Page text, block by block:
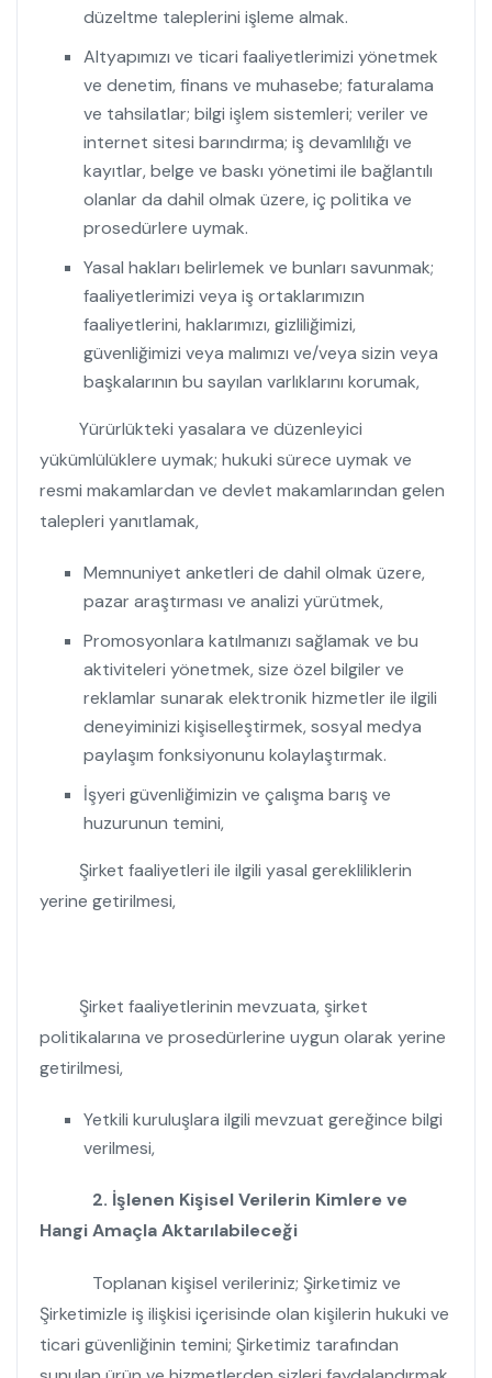
düzeltme taleplerini işleme almak.
Altyapımızı ve ticari faaliyetlerimizi yönetmek
ve denetim, finans ve muhasebe; faturalama
ve tahsilatlar; bilgi işlem sistemleri; veriler ve
internet sitesi barındırma; iş devamlılığı ve
kayıtlar, belge ve baskı yönetimi ile bağlantılı
olanlar da dahil olmak üzere, iç politika ve
prosedürlere uymak.
Yasal hakları belirlemek ve bunları savunmak;
faaliyetlerimizi veya iş ortaklarımızın
faaliyetlerini, haklarımızı, gizliliğimizi,
güvenliğimizi veya malımızı ve/veya sizin veya
başkalarının bu sayılan varlıklarını korumak,
Yürürlükteki yasalara ve düzenleyici
yükümlülüklere uymak; hukuki sürece uymak ve
resmi makamlardan ve devlet makamlarından gelen
talepleri yanıtlamak,
Memnuniyet anketleri de dahil olmak üzere,
pazar araştırması ve analizi yürütmek,
Promosyonlara katılmanızı sağlamak ve bu
aktiviteleri yönetmek, size özel bilgiler ve
reklamlar sunarak elektronik hizmetler ile ilgili
deneyiminizi kişiselleştirmek, sosyal medya
paylaşım fonksiyonunu kolaylaştırmak.
İşyeri güvenliğimizin ve çalışma barış ve
huzurunun temini,
Şirket faaliyetleri ile ilgili yasal gerekliliklerin
yerine getirilmesi,
Şirket faaliyetlerinin mevzuata, şirket
politikalarına ve prosedürlerine uygun olarak yerine
getirilmesi,
Yetkili kuruluşlara ilgili mevzuat gereğince bilgi
verilmesi,
2. İşlenen Kişisel Verilerin Kimlere ve
Hangi Amaçla Aktarılabileceği
Toplanan kişisel verileriniz; Şirketimiz ve
Şirketimizle iş ilişkisi içerisinde olan kişilerin hukuki ve
ticari güvenliğinin temini; Şirketimiz tarafından